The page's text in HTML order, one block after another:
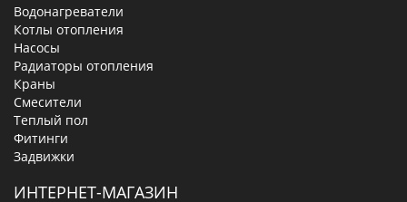
Водонагреватели
Котлы отопления
Насосы
Радиаторы отопления
Краны
Смесители
Теплый пол
Фитинги
Задвижки
ИНТЕРНЕТ-МАГАЗИН